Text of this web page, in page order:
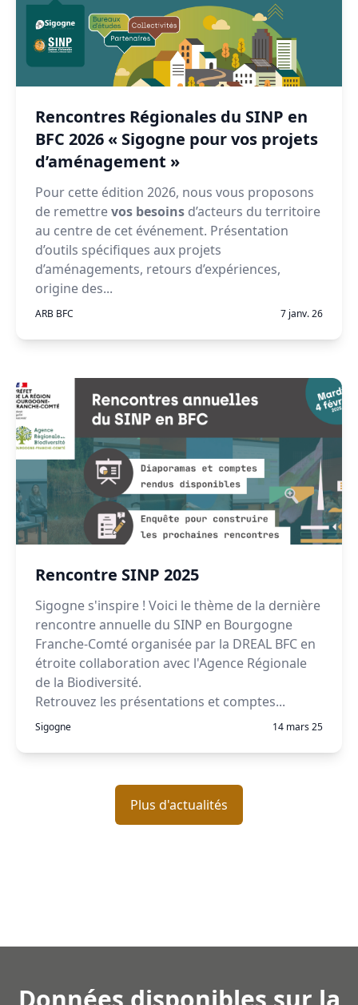
Rencontres Régionales du SINP en
BFC 2026 « Sigogne pour vos projets
d’aménagement »
Pour cette édition 2026, nous vous proposons
de remettrevos besoins d’acteurs du territoire
au centre de cet événement. Présentation
d’outils spécifiques aux projets
d’aménagements, retours d’expériences,
origine des...
ARB BFC 7 janv. 26
Rencontre SINP 2025
Sigogne s'inspire ! Voici le thème de la dernière
rencontre annuelle du SINP en Bourgogne
Franche-Comté organisée par la DREAL BFC en
étroite collaboration avec l'Agence Régionale
de la Biodiversité.
Retrouvez les présentations et comptes...
Sigogne 14 mars 25
Plus d'actualités